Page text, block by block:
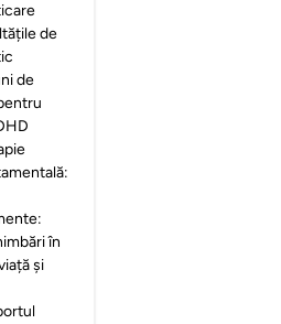
de
de
în
și